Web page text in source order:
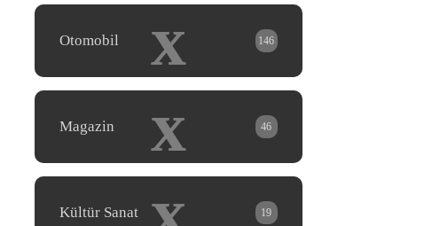
x
Otomobil 146
x
Magazin 46
Kültür Sanat 19